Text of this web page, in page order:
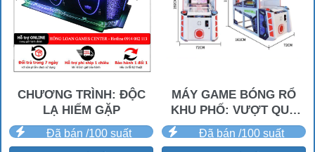
CHƯƠNG TRÌNH: ĐỘC
LẠ HIẾM GẶP
Đã bán /100 suất
MÁY GAME BÓNG RỔ
KHU PHỐ: VƯỢT QUA
GIỚI HẠN
Đã bán /100 suất